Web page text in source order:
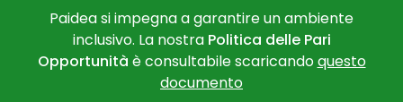
Paidea si impegna a garantire un ambiente
inclusivo. La nostra Politica delle Pari
Opportunità è consultabile scaricandoquesto
documento